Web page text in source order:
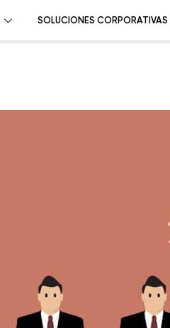
SOLUCIONES CORPORATIVAS